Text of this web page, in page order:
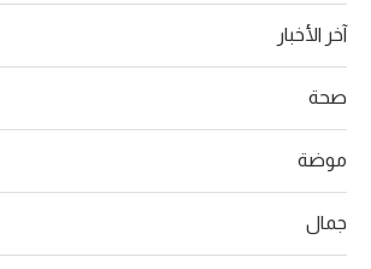
آخر الأخبار
صحة
موضة
جمال